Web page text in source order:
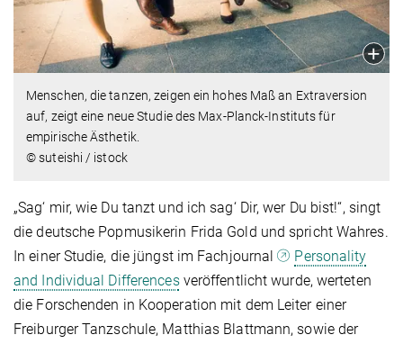
Menschen, die tanzen, zeigen ein hohes Maß an Extraversion
auf, zeigt eine neue Studie des Max-Planck-Instituts für
empirische Ästhetik.
© suteishi / istock
„Sag‘ mir, wie Du tanzt und ich sag‘ Dir, wer Du bist!“, singt
die deutsche Popmusikerin Frida Gold und spricht Wahres.
In einer Studie, die jüngst im Fachjournal
Personality
and Individual Differencesveröffentlicht wurde, werteten
die Forschenden in Kooperation mit dem Leiter einer
Freiburger Tanzschule, Matthias Blattmann, sowie der